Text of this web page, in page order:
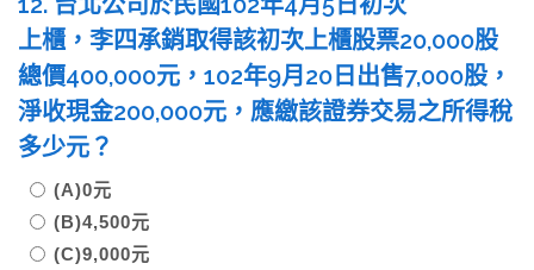
上櫃，李四承銷取得該初次上櫃股票20,000股
總價400,000元，102年9月20日出售7,000股，
淨收現金200,000元，應繳該證券交易之所得稅
多少元？
(A)0元
(B)4,500元
(C)9,000元